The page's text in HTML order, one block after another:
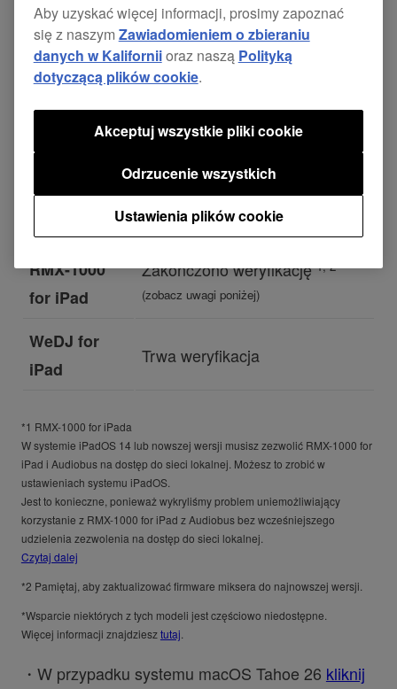
*Nie gwarantujemy pełnej funkcjonalności w systemie iPadOS 26.
*Odwiedź stronę Apple, aby dowiedzieć się więcej na tematiPadOS 26
APLIKACJA
Stagehand
Zakończono weryfikację
Zakończono weryfikację
Trwa weryfikacja
RMX-1000
for iPad
Zakończono weryfikację*1, 2
(zobacz uwagi poniżej)
WeDJ for
iPad
Trwa weryfikacja
*1 RMX-1000 for iPada
W systemie iPadOS 14 lub nowszej wersji musisz zezwolić RMX-1000 for
iPad i Audiobus na dostęp do sieci lokalnej. Możesz to zrobić w
ustawieniach systemu iPadOS.
Jest to konieczne, ponieważ wykryliśmy problem uniemożliwiający
korzystanie z RMX-1000 for iPad z Audiobus bez wcześniejszego
udzielenia zezwolenia na dostęp do sieci lokalnej.
Czytaj dalej
*2 Pamiętaj, aby zaktualizować firmware miksera do najnowszej wersji.
*Wsparcie niektórych z tych modeli jest częściowo niedostępne.
Więcej informacji znajdziesztutaj
・W przypadku systemu macOS Tahoe 26 kliknij
Aby uzyskać więcej informacji, prosimy zapoznać
się z naszym Zawiadomieniem o zbieraniu
danych w Kaliforniioraz naszą Polityką
dotyczącą plików cookie.
Ustawienia plików cookie
Odrzucenie wszystkich
Akceptuj wszystkie pliki cookie